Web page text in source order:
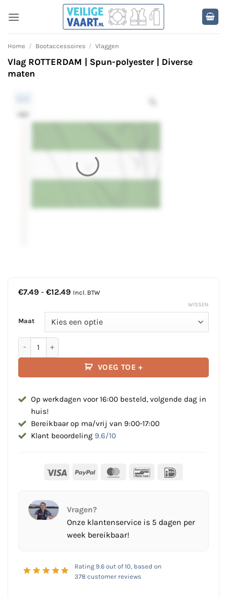
naar
inhoud
Home / Bootaccessoires / Vlaggen
Vlag ROTTERDAM | Spun-polyester | Diverse
maten
€7.49 - €12.49Prijsklasse:
€12.49
Incl. BTW
Maat
WISSEN
VOEG TOE +
Op werkdagen voor 16:00 besteld, volgende dag in
huis!
Bereikbaar op ma/vrij van 9:00-17:00
Klant beoordeling 9.6/10
Visa PayPal MasterCardBancontact
Vragen?
Onze klantenservice is 5 dagen per
week bereikbaar!
Rating 9.6out of 10, based on
378customer reviews